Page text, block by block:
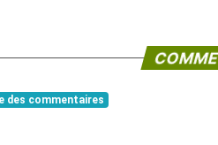
des commentaires